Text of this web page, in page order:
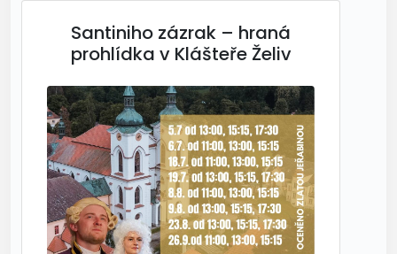
Santiniho zázrak – hraná
prohlídka v Klášteře Želiv